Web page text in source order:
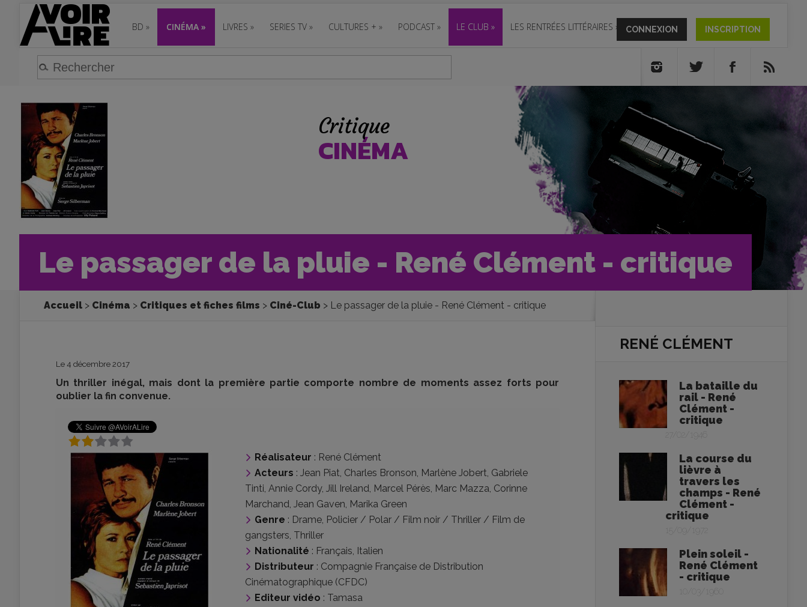
BD » CINÉMA » LIVRES » SERIES TV » CULTURES + » PODCAST » LE CLUB » LES RENTRÉES LITTÉRAIRES » CONNEXION INSCRIPTION
Critique
CINÉMA
Le passager de la pluie - René Clément - critique
Accueil Cinéma Critiques et fiches films Ciné-Club Le passager de la pluie - René Clément - critique
Le 4 décembre 2017
Un thriller inégal, mais dont la première partie comporte nombre de moments assez forts pour
oublier la fin convenue.
Réalisateur : René Clément
Acteurs : Jean Piat, Charles Bronson, Marlène Jobert, Gabriele
Tinti, Annie Cordy, Jill Ireland, Marcel Pérès, Marc Mazza, Corinne
Marchand, Jean Gaven, Marika Green
Genre : Drame, Policier / Polar / Film noir / Thriller / Film de
gangsters, Thriller
Nationalité : Français, Italien
Distributeur : Compagnie Française de Distribution
Cinématographique (CFDC)
Editeur vidéo : Tamasa
RENÉ CLÉMENT
La bataille du
rail - René
Clément -
critique
27/02/1946
La course du
lièvre à
travers les
champs - René
Clément -
critique
Plein soleil -
René Clément
- critique